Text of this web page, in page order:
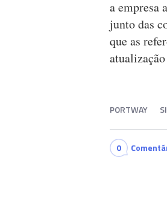
a empresa
junto das
que as
PORTWAY
0